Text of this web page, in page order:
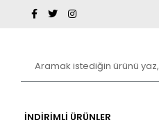
İNDİRİMLİ ÜRÜNLER